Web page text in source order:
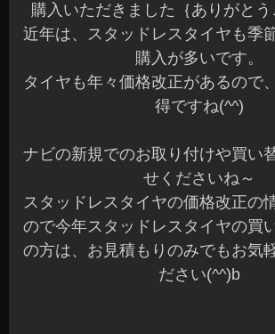
購入いただきました｛ありがと
近年は、スタッドレスタイヤも季
購入が多いです。
タイヤも年々価格改正があるので
得ですね(^^)
ナビの新規でのお取り付けや買い
せくださいね～
スタッドレスタイヤの価格改正の
ので今年スタッドレスタイヤの買
の方は、お見積もりのみでもお気
ださい(^^)b